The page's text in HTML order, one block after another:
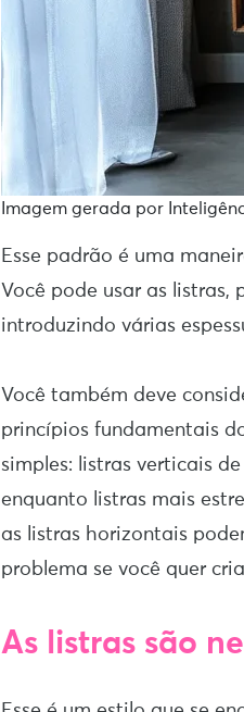
Imagem gerada por
Esse padrão é uma
Você pode usar as listras,
introduzindo várias
Você também deve
princípios fundamentais
simples: listras verticais
enquanto listras mais
as listras horizontais
problema se você quer
As listras são